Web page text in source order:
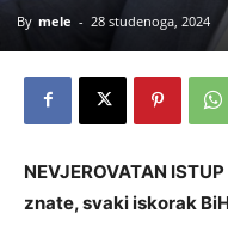
By mele - 28 studenoga, 2024
NEVJEROVATAN
znate, svaki iskorak